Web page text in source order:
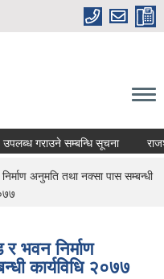
गराउने सम्बन्धि सूचना
अनुमति तथा नक्सा पास सम्बन्धी
र भवन निर्माण
कार्यविधि २०७७